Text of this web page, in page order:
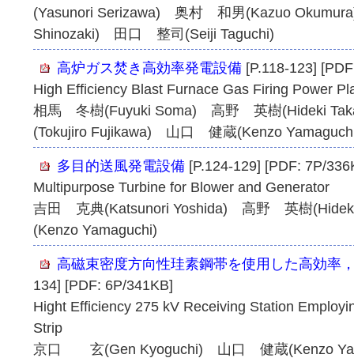
(Yasunori Serizawa) 奥村 和男(Kazuo
Shinozaki) 田口 整司(Seiji Taguchi)
高炉ガス焚き高効率発電設備 [P.118-123]
High Efficiency Blast Furnace Gas Firing Power
相馬 冬樹(Fuyuki Soma) 高野 英樹(Hideki
(Tokujiro Fujikawa) 山口 健蔵(Kenzo
多目的送風発電設備 [P.124-129] [PDF: 7P/
Multipurpose Turbine for Blower and Generator
吉田 克典(Katsunori Yoshida) 高野 英樹
(Kenzo Yamaguchi)
高磁束密度方向性珪素鋼帯を使用した高効率
134] [PDF: 6P/341KB]
Hight Efficiency 275 kV Receiving Station
Strip
京口 玄(Gen Kyoguchi) 山口 健蔵(Kenzo